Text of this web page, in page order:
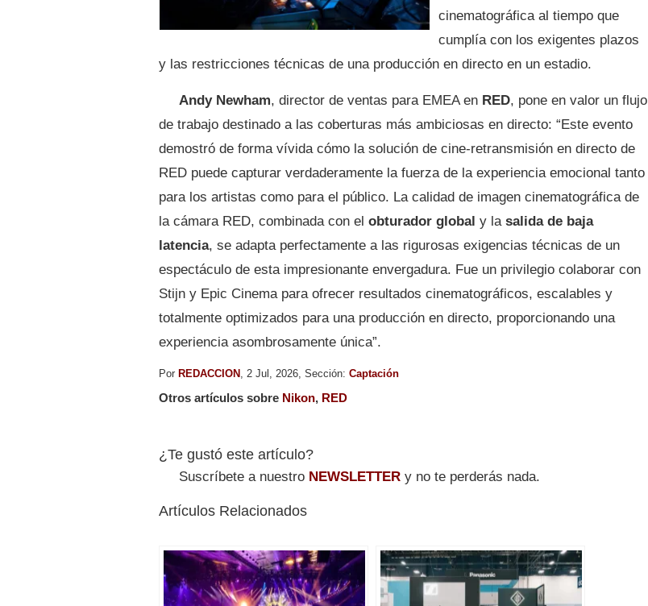
cinematográfica al tiempo que
cumplía con los exigentes plazos
y las restricciones técnicas de una producción en directo en un estadio.
Andy Newham, director de ventas para EMEA en RED, pone en valor un flujo
de trabajo destinado a las coberturas más ambiciosas en directo: “Este evento
demostró de forma vívida cómo la solución de cine-retransmisión en directo de
RED puede capturar verdaderamente la fuerza de la experiencia emocional tanto
para los artistas como para el público. La calidad de imagen cinematográfica de
la cámara RED, combinada con el obturador global y la salida de baja
latencia, se adapta perfectamente a las rigurosas exigencias técnicas de un
espectáculo de esta impresionante envergadura. Fue un privilegio colaborar con
Stijn y Epic Cinema para ofrecer resultados cinematográficos, escalables y
totalmente optimizados para una producción en directo, proporcionando una
experiencia asombrosamente única”.
Por REDACCION , 2 Jul, 2026, Sección: Captación
Otros artículos sobre Nikon, RED
¿Te gustó este artículo?
Suscríbete a nuestro NEWSLETTER y no te perderás nada.
Artículos Relacionados